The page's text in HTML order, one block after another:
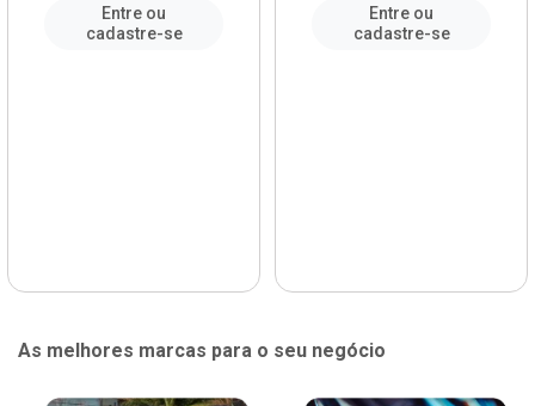
Entre ou
cadastre-se
Entre ou
cadastre-se
As melhores marcas para o seu negócio